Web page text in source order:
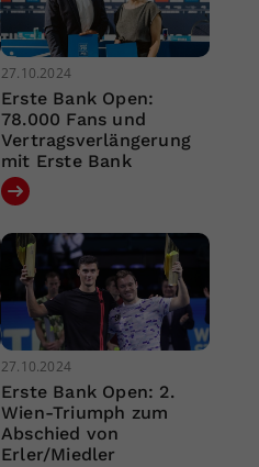
27.10.2024
Erste Bank Open:
78.000 Fans und
Vertragsverlängerung
mit Erste Bank
27.10.2024
Erste Bank Open: 2.
Wien-Triumph zum
Abschied von
Erler/Miedler